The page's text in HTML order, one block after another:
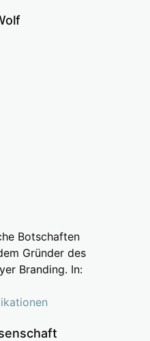
Botschaften
Gründer des
Branding. In: